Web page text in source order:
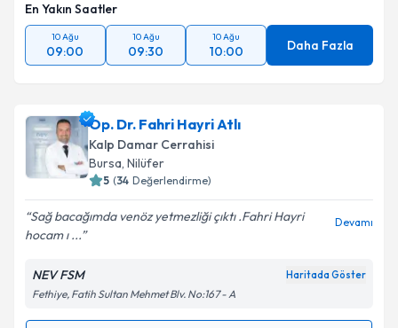
En Yakın Saatler
10 Ağu
09:00
10 Ağu
09:30
10 Ağu
10:00 Daha Fazla
Op. Dr. Fahri Hayri Atlı
Kalp Damar Cerrahisi
Bursa, Nilüfer
5 (34 Değerlendirme)
Sağ bacağımda venöz yetmezliği çıktı .Fahri Hayri
hocam ı ...
Devamı
NEV FSM Haritada Göster
Fethiye, Fatih Sultan Mehmet Blv. No:167 - A